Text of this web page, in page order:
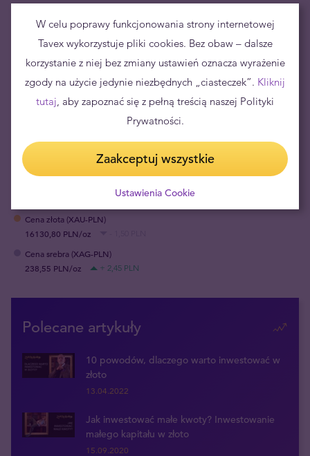
Jednocześnienieciekawa sytuacja w Kazachstanie
może okazać się wsparciem dla cen metali
inwestycyjnych, jako że powszechnie uchodzą one
za formę zabezpieczenia kapitału przed inflacją, jak
również noszą znamiona „safe-haven asset”.
SIĘ
Cena złota (XAU-PLN)
16130,80 PLN/oz
Cena srebra (XAG-PLN)
238,55 PLN/oz
+ 2,45 PLN
Polecane artykuły
10 powodów, dlaczego warto inwestować w
złoto
13.04.2022
Jak inwestować małe kwoty? Inwestowanie
małego kapitału w złoto
15.09.2020
W celu poprawy funkcjonowania strony internetowej
Tavex wykorzystuje pliki cookies. Bez obaw – dalsze
korzystanie z niej bez zmiany ustawień oznacza wyrażenie
zgody na użycie jedynie niezbędnych „ciasteczek”. Kliknij
tutaj, aby zapoznać się z pełną treścią naszej Polityki
Prywatności.
Zaakceptuj wszystkie
Ustawienia Cookie